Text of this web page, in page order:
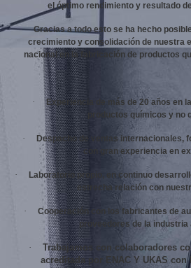
el óptimo rendimiento y resultado
Gracias a todo esto se ha hecho
crecimiento y consolidación de nuestra
nacional en la fabricación de productos
·
Experiencia de más de 20 años en
productos químicos y no
· Despacho de ventas internacionales,
con gran experiencia en
·
Laboratorio propio, en continuo
estrecha relación con
·
Cooperación con los fabricantes de
proveedores de la industria
·
Trabajamos con colaboradores
acreditada por ENAC Y UKAS con